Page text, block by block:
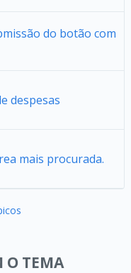
do botão com
despesas
mais procurada.
O TEMA